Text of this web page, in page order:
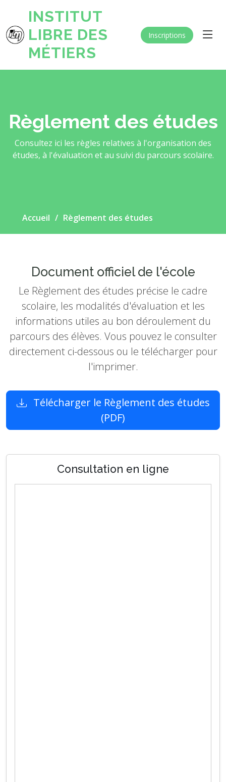
INSTITUT
LIBRE DES
MÉTIERS
Inscriptions
Règlement des études
Consultez ici les règles relatives à l'organisation des
études, à l'évaluation et au suivi du parcours scolaire.
Accueil Règlement des études
Document officiel de l'école
Le Règlement des études précise le cadre
scolaire, les modalités d'évaluation et les
informations utiles au bon déroulement du
parcours des élèves. Vous pouvez le consulter
directement ci-dessous ou le télécharger pour
l'imprimer.
Télécharger le Règlement des études
(PDF)
Consultation en ligne